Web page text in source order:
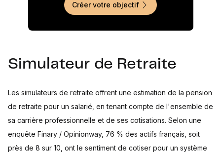
Créer votre objectif
Simulateur de Retraite
Les simulateurs de retraite offrent une estimation de la pension
de retraite pour un salarié, en tenant compte de l'ensemble de
sa carrière professionnelle et de ses cotisations. Selon une
enquête Finary / Opinionway, 76 % des actifs français, soit
près de 8 sur 10, ont le sentiment de cotiser pour un système